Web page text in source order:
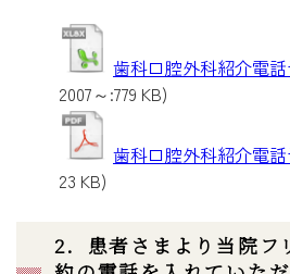
歯科口腔外科紹介電
2007～:779 KB)
歯科口腔外科紹介電
23 KB)
2．患者さまより当院フ